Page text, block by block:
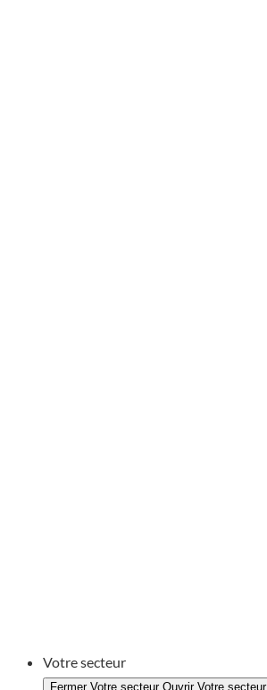
Votre secteur
Fermer Votre secteur Ouvrir Votre secteur